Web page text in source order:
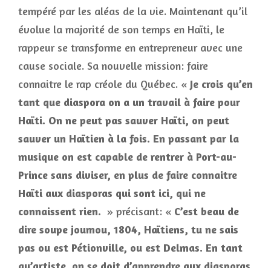
tempéré par les aléas de la vie. Maintenant qu’il
évolue la majorité de son temps en Haïti, le
rappeur se transforme en entrepreneur avec une
cause sociale. Sa nouvelle mission: faire
connaitre le rap créole du Québec. « Je crois qu’en
tant que diaspora on a un travail à faire pour
Haïti. On ne peut pas sauver Haïti, on peut
sauver un Haïtien à la fois. En passant par la
musique on est capable de rentrer à Port-au-
Prince sans diviser, en plus de faire connaitre
Haïti aux diasporas qui sont ici, qui ne
connaissent rien. » précisant: « C’est beau de
dire soupe joumou, 1804, Haïtiens, tu ne sais
pas ou est Pétionville, ou est Delmas. En tant